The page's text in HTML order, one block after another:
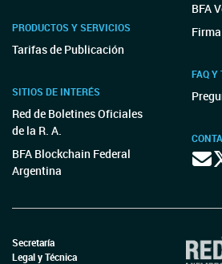
PRODUCTOS Y SERVICIOS
Tarifas de Publicación
SITIOS DE INTERÉS
Red de Boletines Oficiales
de la R. A.
BFA Blockchain Federal
Argentina
BFA
FAQ Y
Secretaría
Legal y Técnica